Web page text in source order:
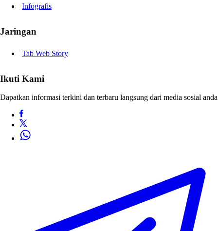
Infografis
Jaringan
Tab Web Story
Ikuti Kami
Dapatkan informasi terkini dan terbaru langsung dari media sosial anda